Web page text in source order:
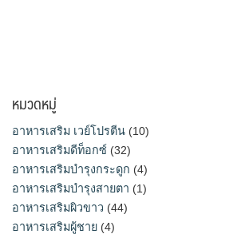
หมวดหมู่
อาหารเสริม เวย์โปรตีน (10)
อาหารเสริมดีท็อกซ์ (32)
อาหารเสริมบำรุงกระดูก (4)
อาหารเสริมบำรุงสายตา (1)
อาหารเสริมผิวขาว (44)
อาหารเสริมผู้ชาย (4)